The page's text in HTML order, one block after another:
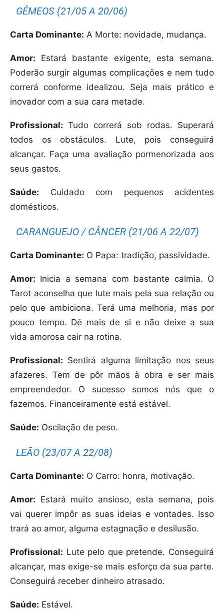
GÉMEOS (21/05 A 20/06)
Carta Dominante: A Morte: novidade, mudança.
Amor: Estará bastante exigente, esta semana.
Poderão surgir algumas complicações e nem tudo
correrá conforme idealizou. Seja mais prático e
inovador com a sua cara metade.
Profissional: Tudo correrá sob rodas. Superará
todos os obstáculos. Lute, pois conseguirá
alcançar. Faça uma avaliação pormenorizada aos
seus gastos.
Saúde: Cuidado com pequenos acidentes
domésticos.
CARANGUEJO / CÂNCER (21/06 A 22/07)
Carta Dominante: O Papa: tradição, passividade.
Amor: Inicia a semana com bastante calmia. O
Tarot aconselha que lute mais pela sua relação ou
pelo que ambiciona. Terá uma melhoria, mas por
pouco tempo. Dê mais de si e não deixe a sua
vida amorosa cair na rotina.
Profissional: Sentirá alguma limitação nos seus
afazeres. Tem de pôr mãos à obra e ser mais
empreendedor. O sucesso somos nós que o
fazemos. Financeiramente está estável.
Saúde: Oscilação de peso.
LEÃO (23/07 A 22/08)
Carta Dominante: O Carro: honra, motivação.
Amor: Estará muito ansioso, esta semana, pois
vai querer impôr as suas ideias e vontades. Isso
trará ao amor, alguma estagnação e desilusão.
Profissional: Lute pelo que pretende. Conseguirá
alcançar, mas exige-se mais esforço da sua parte.
Conseguirá receber dinheiro atrasado.
Saúde: Estável.